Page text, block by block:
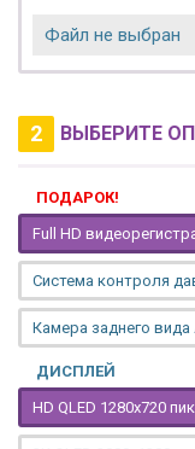
Файл не выбран
2 ВЫБЕРИТЕ
ПОДАРОК!
Full HD
Система контроля
Камера заднего вида
ДИСПЛЕЙ
HD QLED 1280x720